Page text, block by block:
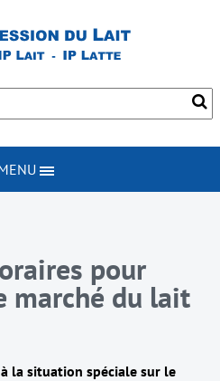
pour
marché du lait
la situation spéciale sur le